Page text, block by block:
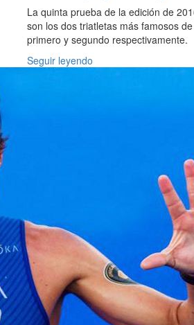
La quinta prueba de la edición de
son los dos triatletas más famosos
primero y segundo respectivamente.
Seguir leyendo